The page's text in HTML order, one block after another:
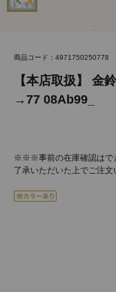
商品コード：4971750250778
【本店取扱】 金
→77 08Ab99_
※※※事前の在庫確認は
了承いただいた上でご注文